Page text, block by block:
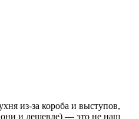
из-за короба и выступов,
они и дешевле) — это не наш